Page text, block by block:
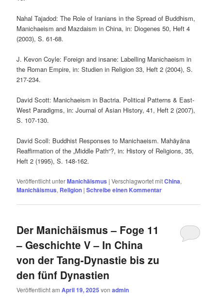
Nahal Tajadod: The Role of Iranians in the Spread of Buddhism,
Manichaeism and Mazdaism in China, in: Diogenes 50, Heft 4
(2003), S. 61-68.
J. Kevon Coyle: Foreign and insane: Labelling Manichaeism in
the Roman Empire, in: Studien in Religion 33, Heft 2 (2004), S.
217-234.
David Scott: Manichaeism in Bactria. Political Patterns & East-
West Paradigms, in: Journal of Asian History, 41, Heft 2 (2007),
S. 107-130.
David Scoll: Buddhist Responses to Manichaeism. Mahāyāna
Reaffirmation of the „Middle Path“?, in: History of Religions, 35,
Heft 2 (1995), S. 148-162.
Veröffentlicht unterManichäismus |Verschlagwortet mitChina,
Manichäismus, Religion |Schreibe einen Kommentar
Der Manichäismus – Foge 11
– Geschichte V – In China
von der Tang-Dynastie bis zu
den fünf Dynastien
Veröffentlicht amApril 19, 2025 vonadmin